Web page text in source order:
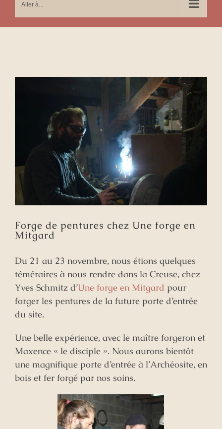
Aller à...
Forge de pentures chez Une forge en
Mitgard
Du 21 au 23 novembre, nous étions quelques
téméraires à nous rendre dans la Creuse, chez
Yves Schmitz d’Une forge en Mitgard pour
forger les pentures de la future porte d’entrée
du site.
Une belle expérience, avec le maître forgeron et
Maxence « le disciple ». Nous aurons bientôt
une magnifique porte d’entrée à l’Archéosite, en
bois et fer forgé par nos soins.